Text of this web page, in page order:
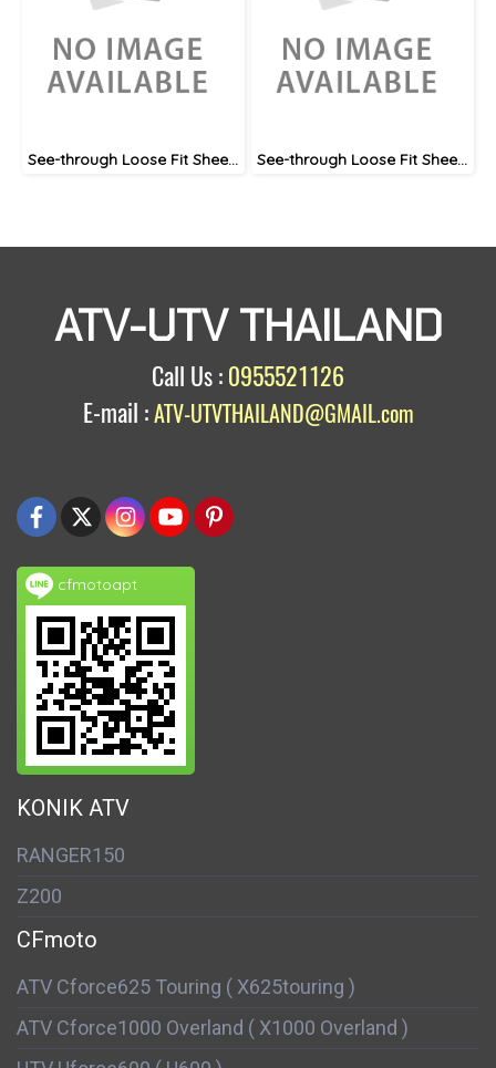
See-through Loose Fit Sheer Blouse See-through Loose Fit Sheer Blouse
ATV-UTV THAILAND
Call Us : 0955521126
E-mail :ATV-UTVTHAILAND@GMAIL.com
cfmotoapt
KONIK ATV
RANGER150
Z200
CFmoto
ATV Cforce625 Touring ( X625touring )
ATV Cforce1000 Overland ( X1000 Overland )